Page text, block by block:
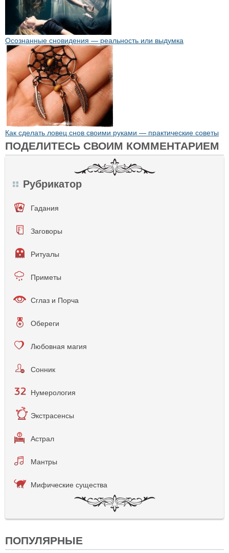
Осознанные сновидения — реальность или выдумка
Как сделать ловец снов своими руками — практические советы
ПОДЕЛИТЕСЬ СВОИМ КОММЕНТАРИЕМ
Рубрикатор
Гадания
Заговоры
Ритуалы
Приметы
Сглаз и Порча
Обереги
Любовная магия
Сонник
Нумерология
Экстрасенсы
Астрал
Мантры
Мифические существа
ПОПУЛЯРНЫЕ